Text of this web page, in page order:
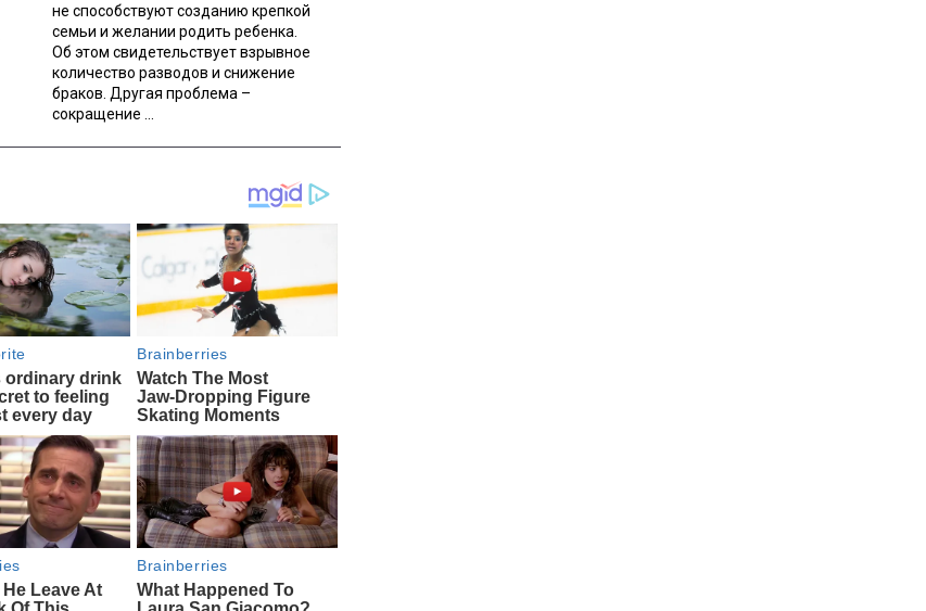
не способствуют созданию крепкой
семьи и желании родить ребенка.
Об этом свидетельствует взрывное
количество разводов и снижение
браков. Другая проблема –
сокращение ...